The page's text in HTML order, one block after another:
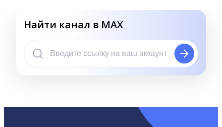
Найти канал в MAX